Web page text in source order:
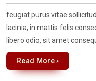
feugiat purus vitae
lacinia, in mattis felis
libero odio, sit amet
Read More ›